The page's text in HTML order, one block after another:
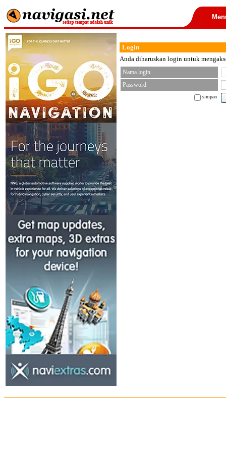
Login
Anda diharuskan login untuk
Nama login
Password
simpan